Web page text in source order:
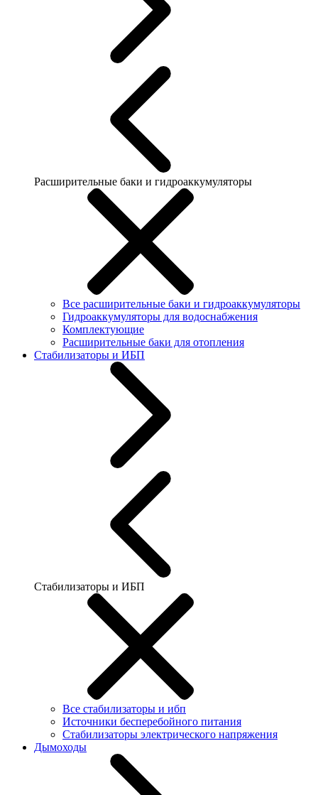
Расширительные баки и гидроаккумуляторы
Все расширительные баки и гидроаккумуляторы
Гидроаккумуляторы для водоснабжения
Комплектующие
Расширительные баки для отопления
Стабилизаторы и ИБП
Стабилизаторы и ИБП
Все стабилизаторы и ибп
Источники бесперебойного питания
Стабилизаторы электрического напряжения
Дымоходы